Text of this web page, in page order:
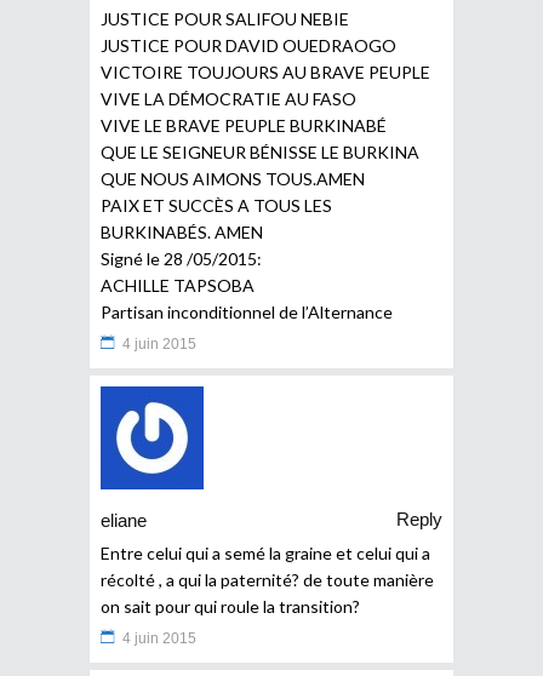
JUSTICE POUR SALIFOU NEBIE
JUSTICE POUR DAVID OUEDRAOGO
VICTOIRE TOUJOURS AU BRAVE PEUPLE
VIVE LA DÉMOCRATIE AU FASO
VIVE LE BRAVE PEUPLE BURKINABÉ
QUE LE SEIGNEUR BÉNISSE LE BURKINA
QUE NOUS AIMONS TOUS.AMEN
PAIX ET SUCCÈS A TOUS LES
BURKINABÉS. AMEN
Signé le 28 /05/2015:
ACHILLE TAPSOBA
Partisan inconditionnel de l’Alternance
4 juin 2015
eliane
Reply
Entre celui qui a semé la graine et celui qui a
récolté , a qui la paternité? de toute manière
on sait pour qui roule la transition?
4 juin 2015